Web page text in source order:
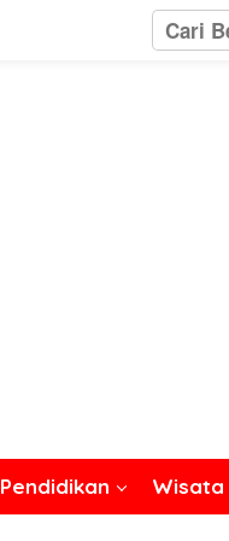
Pendidikan Wisata